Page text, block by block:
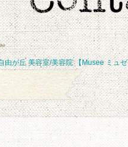
由が丘 美容室/美容院 【Musee ミュ